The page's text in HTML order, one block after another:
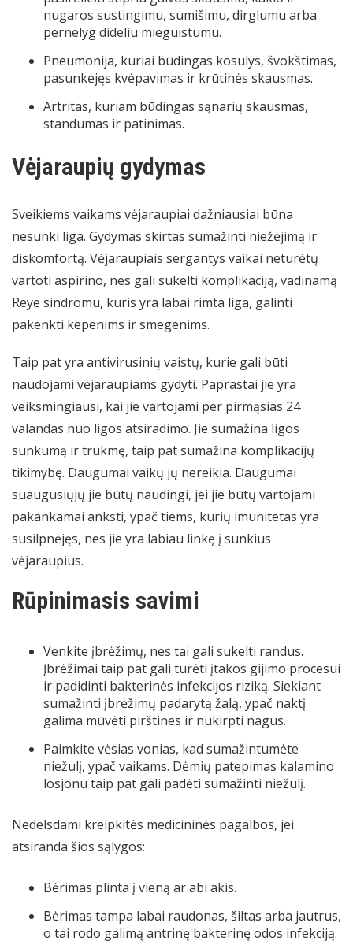
nugaros sustingimu, sumišimu, dirglumu arba
pernelyg dideliu mieguistumu.
Pneumonija, kuriai būdingas kosulys, švokštimas,
pasunkėjęs kvėpavimas ir krūtinės skausmas.
Artritas, kuriam būdingas sąnarių skausmas,
standumas ir patinimas.
Vėjaraupių gydymas
Sveikiems vaikams vėjaraupiai dažniausiai būna
nesunki liga. Gydymas skirtas sumažinti niežėjimą ir
diskomfortą. Vėjaraupiais sergantys vaikai neturėtų
vartoti aspirino, nes gali sukelti komplikaciją, vadinamą
Reye sindromu, kuris yra labai rimta liga, galinti
pakenkti kepenims ir smegenims.
Taip pat yra antivirusinių vaistų, kurie gali būti
naudojami vėjaraupiams gydyti. Paprastai jie yra
veiksmingiausi, kai jie vartojami per pirmąsias 24
valandas nuo ligos atsiradimo. Jie sumažina ligos
sunkumą ir trukmę, taip pat sumažina komplikacijų
tikimybę. Daugumai vaikų jų nereikia. Daugumai
suaugusiųjų jie būtų naudingi, jei jie būtų vartojami
pakankamai anksti, ypač tiems, kurių imunitetas yra
susilpnėjęs, nes jie yra labiau linkę į sunkius
vėjaraupius.
Rūpinimasis savimi
Venkite įbrėžimų, nes tai gali sukelti randus.
Įbrėžimai taip pat gali turėti įtakos gijimo procesui
ir padidinti bakterinės infekcijos riziką. Siekiant
sumažinti įbrėžimų padarytą žalą, ypač naktį
galima mūvėti pirštines ir nukirpti nagus.
Paimkite vėsias vonias, kad sumažintumėte
niežulį, ypač vaikams. Dėmių patepimas kalamino
losjonu taip pat gali padėti sumažinti niežulį.
Nedelsdami kreipkitės medicininės pagalbos, jei
atsiranda šios sąlygos:
Bėrimas plinta į vieną ar abi akis.
Bėrimas tampa labai raudonas, šiltas arba jautrus,
o tai rodo galimą antrinę bakterinę odos infekciją.